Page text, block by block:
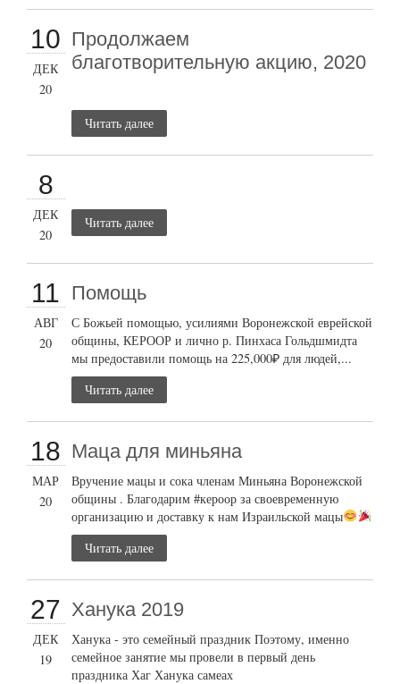
10
ДЕК
20
Продолжаем
благотворительную акцию, 2020
Читать далее
8
ДЕК
20
Читать далее
11
АВГ
20
Помощь
С Божьей помощью, усилиями Воронежской еврейской
общины, КЕРООР и лично р. Пинхаса Гольдшмидта
мы предоставили помощь на 225,000₽ для людей,...
Читать далее
18
МАР
20
Маца для миньяна
Вручение мацы и сока членам Миньяна Воронежской
общины . Благодарим #кероор за своевременную
организацию и доставку к нам Израильской мацы
Читать далее
27
ДЕК
19
Ханука 2019
Ханука - это семейный праздник Поэтому, именно
семейное занятие мы провели в первый день
праздника Хаг Ханука самеах